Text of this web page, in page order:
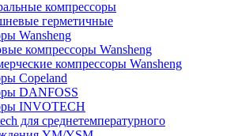
компрессоры
герметичные
Wansheng
компрессоры Wansheng
компрессоры Wansheng
Copeland
DANFOSS
INVOTECH
для среднетемпературного